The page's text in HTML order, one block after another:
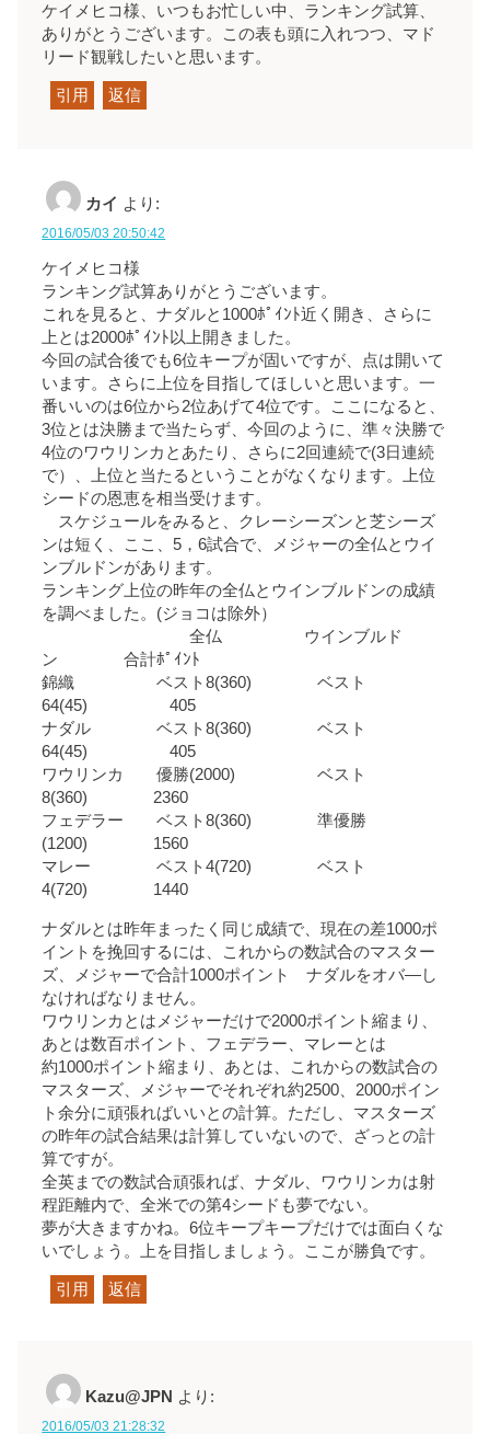
ケイメヒコ様、いつもお忙しい中、ランキング試算、
ありがとうございます。この表も頭に入れつつ、マド
リード観戦したいと思います。
引用 返信
カイ より:
2016/05/03 20:50:42
ケイメヒコ様
ランキング試算ありがとうございます。
これを見ると、ナダルと1000ﾎﾟｲﾝﾄ近く開き、さらに
上とは2000ﾎﾟｲﾝﾄ以上開きました。
今回の試合後でも6位キープが固いですが、点は開いて
います。さらに上位を目指してほしいと思います。一
番いいのは6位から2位あげて4位です。ここになると、
3位とは決勝まで当たらず、今回のように、準々決勝で
4位のワウリンカとあたり、さらに2回連続で(3日連続
で）、上位と当たるということがなくなります。上位
シードの恩恵を相当受けます。
スケジュールをみると、クレーシーズンと芝シーズ
ンは短く、ここ、5，6試合で、メジャーの全仏とウイ
ンブルドンがあります。
ランキング上位の昨年の全仏とウインブルドンの成績
を調べました。(ジョコは除外）
全仏 ウインブルド
ン 合計ﾎﾟｲﾝﾄ
錦織 ベスト8(360) ベスト
64(45) 405
ナダル ベスト8(360) ベスト
64(45) 405
ワウリンカ 優勝(2000) ベスト
8(360) 2360
フェデラー ベスト8(360) 準優勝
(1200) 1560
マレー ベスト4(720) ベスト
4(720) 1440
ナダルとは昨年まったく同じ成績で、現在の差1000ポ
イントを挽回するには、これからの数試合のマスター
ズ、メジャーで合計1000ポイント ナダルをオバ―し
なければなりません。
ワウリンカとはメジャーだけで2000ポイント縮まり、
あとは数百ポイント、フェデラー、マレーとは
約1000ポイント縮まり、あとは、これからの数試合の
マスターズ、メジャーでそれぞれ約2500、2000ポイン
ト余分に頑張ればいいとの計算。ただし、マスターズ
の昨年の試合結果は計算していないので、ざっとの計
算ですが。
全英までの数試合頑張れば、ナダル、ワウリンカは射
程距離内で、全米での第4シードも夢でない。
夢が大きますかね。6位キープキープだけでは面白くな
いでしょう。上を目指しましょう。ここが勝負です。
引用 返信
Kazu@JPN より:
2016/05/03 21:28:32